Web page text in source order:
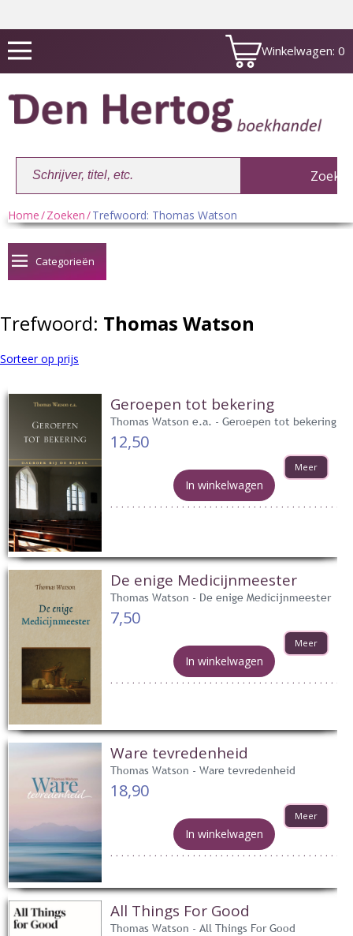
Winkelwagen: 0
Winkelwagen:0
Home/Zoeken/Trefwoord: Thomas Watson
Categorieën
Trefwoord: Thomas Watson
Sorteer op prijs
Geroepen tot bekering
Thomas Watson e.a. - Geroepen tot bekering
12,50
Meer
In winkelwagen
De enige Medicijnmeester
Thomas Watson - De enige Medicijnmeester
7,50
Meer
In winkelwagen
Ware tevredenheid
Thomas Watson - Ware tevredenheid
18,90
Meer
In winkelwagen
All Things For Good
Thomas Watson - All Things For Good